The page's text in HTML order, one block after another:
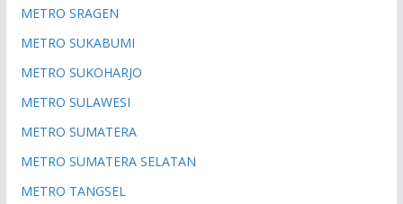
METRO SRAGEN
METRO SUKABUMI
METRO SUKOHARJO
METRO SULAWESI
METRO SUMATERA
METRO SUMATERA SELATAN
METRO TANGSEL